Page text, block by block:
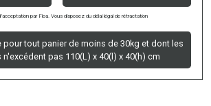
par Floa. Vous disposez du délai légal de rétractation
tout panier de moins de 30kg et dont les
pas 110(L) x 40(l) x 40(h) cm